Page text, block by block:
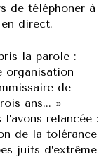
de téléphoner à
direct.
la parole :
organisation
de
ans... »
relancée :
de la tolérance
juifs d’extrême